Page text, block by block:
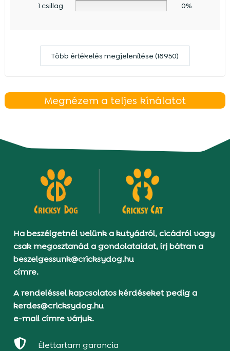
1 csillag 0%
Több értékelés megjelenítése (18950)
Megnézem a teljes kínálatot
Ha beszélgetnél velünk a kutyádról, cicádról vagy
csak megosztanád a gondolataidat, írj bátran a
beszelgessunk@cricksydog.hu
címre.
A rendeléssel kapcsolatos kérdéseket pedig a
kerdes@cricksydog.hu
e-mail címre várjuk.
 Élettartam garancia